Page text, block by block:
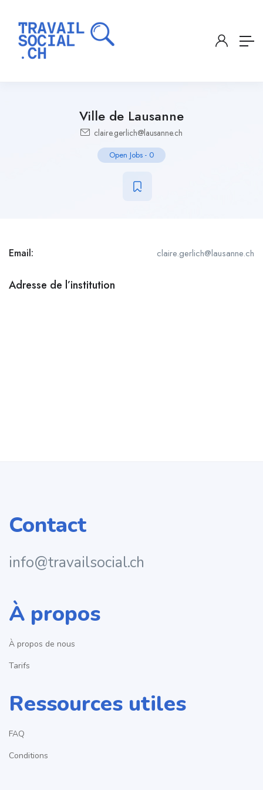
Ville de Lausanne
claire.gerlich@lausanne.ch
Open Jobs - 0
Email: claire.gerlich@lausanne.ch
Adresse de l’institution
Contact
info@travailsocial.ch
À propos
À propos de nous
Tarifs
Ressources utiles
FAQ
Conditions